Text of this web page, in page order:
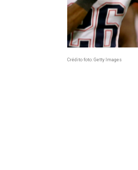
Crédito foto: Getty Images